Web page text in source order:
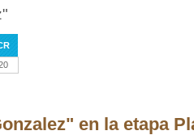
en la etapa